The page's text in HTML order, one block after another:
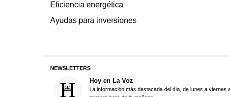
Eficiencia energética
Ayudas para inversiones
NEWSLETTERS
Hoy en La Voz
La información más destacada del día, de lunes a viernes